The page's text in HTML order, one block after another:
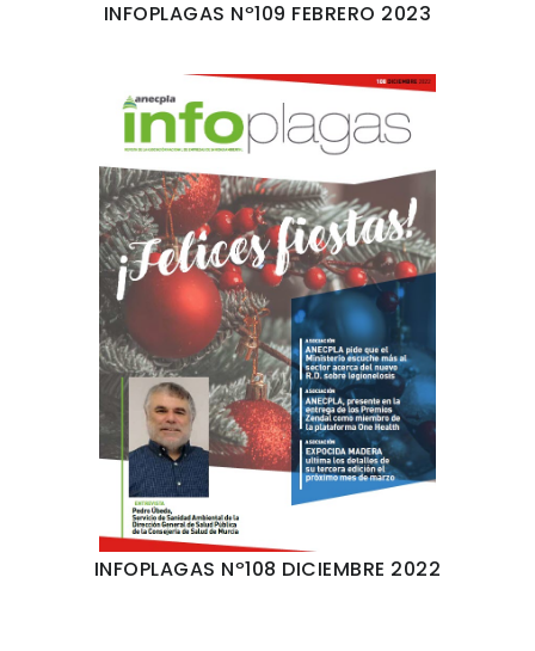
INFOPLAGAS Nº109 FEBRERO 2023
INFOPLAGAS Nº108 DICIEMBRE 2022